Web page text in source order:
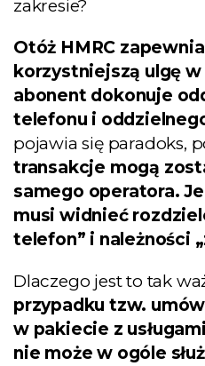
zakresie?
Otóż HMRC
korzystniejszą ulgę
abonent dokonuje
telefonu i
pojawia się paradoks,
transakcje mogą
samego operatora.
musi widnieć
telefon” i należności
Dlaczego jest to tak
przypadku tzw.
w pakiecie z
nie może w ogóle